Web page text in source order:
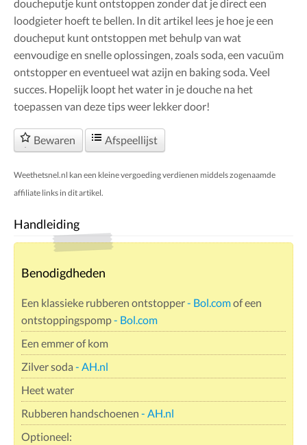
doucheputje kunt ontstoppen zonder dat je direct een
loodgieter hoeft te bellen. In dit artikel lees je hoe je een
doucheput kunt ontstoppen met behulp van wat
eenvoudige en snelle oplossingen, zoals soda, een vacuüm
ontstopper en eventueel wat azijn en baking soda. Veel
succes. Hopelijk loopt het water in je douche na het
toepassen van deze tips weer lekker door!
Bewaren Afspeellijst
Weethetsnel.nl kan een kleine vergoeding verdienen middels zogenaamde
affiliate links in dit artikel.
Handleiding
Benodigdheden
Een klassieke rubberen ontstopper- Bol.comof een
ontstoppingspomp- Bol.com
Een emmer of kom
Zilver soda - AH.nl
Heet water
Rubberen handschoenen - AH.nl
Optioneel: